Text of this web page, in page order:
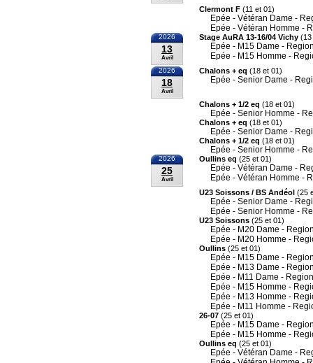
Clermont F (11 et 01)
Epée - Vétéran Dame -
Epée - Vétéran Homme -
2026
13
Avril
Stage AuRA 13-16/04 Vichy (13
Epée - M15 Dame -
Epée - M15 Homme -
2026
18
Avril
Chalons + eq (18 et 01)
Epée - Senior Dame -
Chalons + 1/2 eq (18 et 01)
Epée - Senior Homme -
Chalons + eq (18 et 01)
Epée - Senior Dame -
Chalons + 1/2 eq (18 et 01)
Epée - Senior Homme -
2026
25
Avril
Oullins eq (25 et 01)
Epée - Vétéran Dame -
Epée - Vétéran Homme -
U23 Soissons / BS Andéol (25
Epée - Senior Dame -
Epée - Senior Homme -
U23 Soissons (25 et 01)
Epée - M20 Dame -
Epée - M20 Homme -
Oullins (25 et 01)
Epée - M15 Dame -
Epée - M13 Dame -
Epée - M11 Dame -
Epée - M15 Homme -
Epée - M13 Homme -
Epée - M11 Homme -
26-07 (25 et 01)
Epée - M15 Dame -
Epée - M15 Homme -
Oullins eq (25 et 01)
Epée - Vétéran Dame -